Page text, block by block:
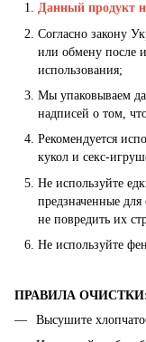
Данный продукт
Согласно закону
или обмену после
использования;
Мы упаковываем
надписей о том,
Рекомендуется
кукол и секс-
Не используйте
предзначенные
не повредить их
Не используйте
ПРАВИЛА
Высушите